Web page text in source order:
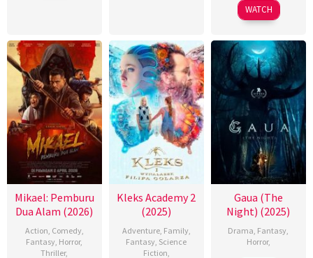
WATCH
Mikael: Pemburu
Dua Alam (2026)
Action, Comedy,
Fantasy, Horror,
Thriller,
Kleks Academy 2
(2025)
Adventure, Family,
Fantasy, Science
Fiction,
Gaua (The
Night) (2025)
Drama, Fantasy,
Horror,